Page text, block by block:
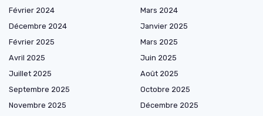
Février 2024
Mars 2024
Décembre 2024
Janvier 2025
Février 2025
Mars 2025
Avril 2025
Juin 2025
Juillet 2025
Août 2025
Septembre 2025
Octobre 2025
Novembre 2025
Décembre 2025